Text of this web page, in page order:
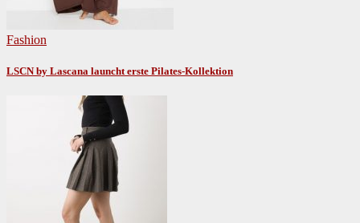
Fashion
LSCN by Lascana launcht erste Pilates-Kollektion